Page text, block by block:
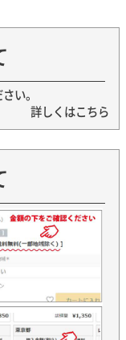
い。
詳しくはこちら